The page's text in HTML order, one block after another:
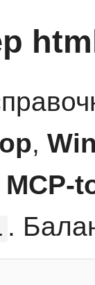
,
MCP-
.